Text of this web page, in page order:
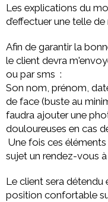
Les explications du
d’effectuer une telle
Afin de garantir la
le client devra
ou par sms :
Son nom, prénom,
de face (buste au
faudra ajouter une
douloureuses en cas
Une fois ces
sujet un rendez-vous à
Le client sera détendu
position confortable